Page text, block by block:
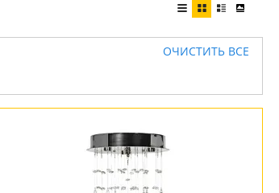
ОЧИСТИТЬ ВСЕ